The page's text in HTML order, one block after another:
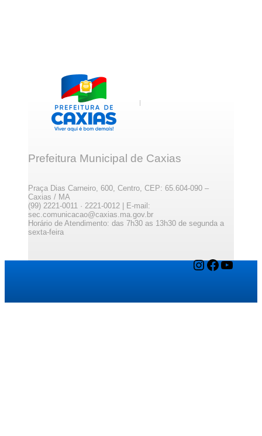
Prefeitura Municipal de Caxias
Praça Dias Carneiro, 600, Centro, CEP: 65.604-090 –
Caxias / MA
(99) 2221-0011 · 2221-0012 | E-mail:
sec.comunicacao@caxias.ma.gov.br
Horário de Atendimento: das 7h30 as 13h30 de segunda a
sexta-feira
InstagramFacebook YouTube